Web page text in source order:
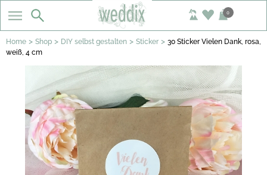
0
Home > Shop > DIY selbst gestalten > Sticker > 30 Sticker Vielen Dank, rosa,
weiß, 4 cm